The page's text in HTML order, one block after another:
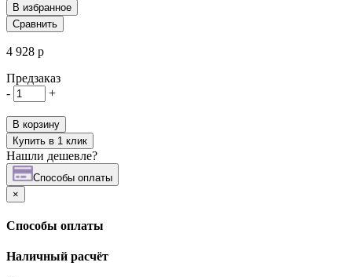
В избранное
Сравнить
4 928 р
Предзаказ
-
+
В корзину
Купить в 1 клик
Нашли дешевле?
Cпособы оплаты
×
Cпособы оплаты
Наличный расчёт